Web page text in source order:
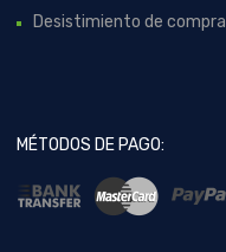
Desistimiento de compra
MÉTODOS DE PAGO: